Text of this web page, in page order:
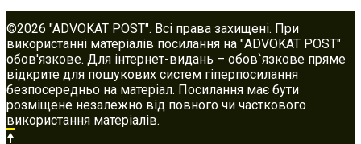
©2026 "ADVOKAT POST". Всі права захищені. При
використанні матеріалів посилання на "ADVOKAT POST"
обов'язкове. Для інтернет-видань – обов`язкове пряме
відкрите для пошукових систем гіперпосилання
безпосередньо на матеріал. Посилання має бути
розміщене незалежно від повного чи часткового
використання матеріалів.